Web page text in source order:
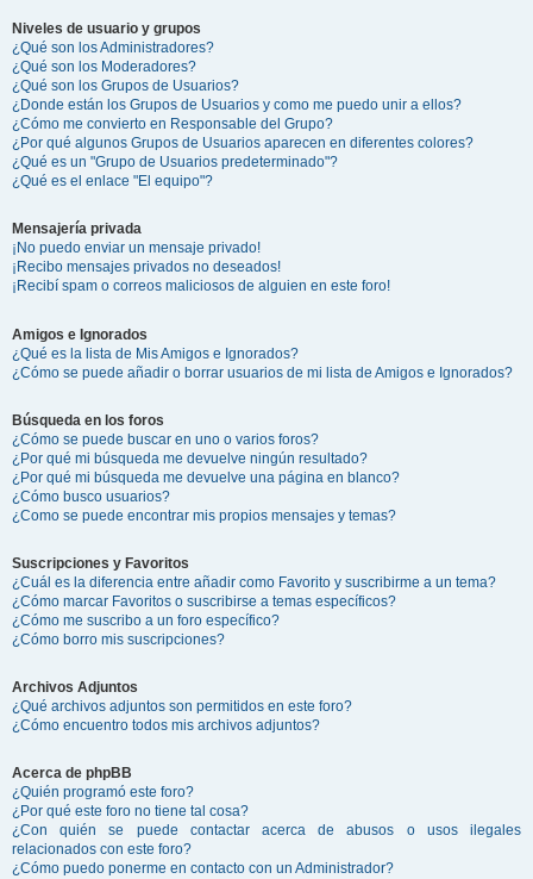
Niveles de usuario y grupos
¿Qué son los Administradores?
¿Qué son los Moderadores?
¿Qué son los Grupos de Usuarios?
¿Donde están los Grupos de Usuarios y como me puedo unir a ellos?
¿Cómo me convierto en Responsable del Grupo?
¿Por qué algunos Grupos de Usuarios aparecen en diferentes colores?
¿Qué es un "Grupo de Usuarios predeterminado"?
¿Qué es el enlace "El equipo"?
Mensajería privada
¡No puedo enviar un mensaje privado!
¡Recibo mensajes privados no deseados!
¡Recibí spam o correos maliciosos de alguien en este foro!
Amigos e Ignorados
¿Qué es la lista de Mis Amigos e Ignorados?
¿Cómo se puede añadir o borrar usuarios de mi lista de Amigos e Ignorados?
Búsqueda en los foros
¿Cómo se puede buscar en uno o varios foros?
¿Por qué mi búsqueda me devuelve ningún resultado?
¿Por qué mi búsqueda me devuelve una página en blanco?
¿Cómo busco usuarios?
¿Como se puede encontrar mis propios mensajes y temas?
Suscripciones y Favoritos
¿Cuál es la diferencia entre añadir como Favorito y suscribirme a un tema?
¿Cómo marcar Favoritos o suscribirse a temas específicos?
¿Cómo me suscribo a un foro específico?
¿Cómo borro mis suscripciones?
Archivos Adjuntos
¿Qué archivos adjuntos son permitidos en este foro?
¿Cómo encuentro todos mis archivos adjuntos?
Acerca de phpBB
¿Quién programó este foro?
¿Por qué este foro no tiene tal cosa?
¿Con quién se puede contactar acerca de abusos o usos ilegales
relacionados con este foro?
¿Cómo puedo ponerme en contacto con un Administrador?